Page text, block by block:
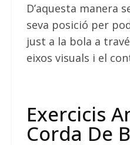
D’aquesta manera
seva posició per
just a la bola a
eixos visuals i el
Exercicis
Corda De